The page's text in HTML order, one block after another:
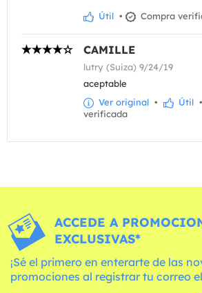
Útil • Compra
CAMILLE
lutry (Suiza) 9/24/19
aceptable
Ver original • Útil •
verificada
ACCEDE A
EXCLUSIVAS*
¡Sé el primero en enterarte de las
promociones al registrar tu correo